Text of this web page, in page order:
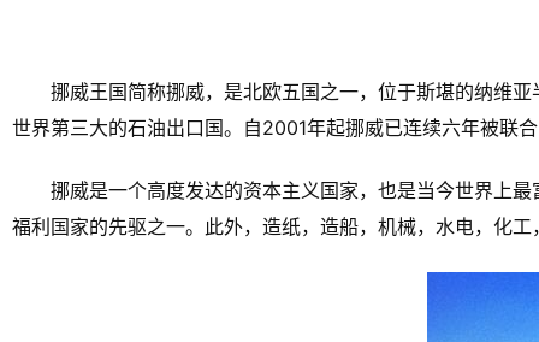
挪威王国简称挪威，是北欧五国之一，位于斯堪的纳维
世界第三大的石油出口国。自2001年起挪威已连续六年被
挪威是一个高度发达的资本主义国家，也是当今世界上
福利国家的先驱之一。此外，造纸，造船，机械，水电，化